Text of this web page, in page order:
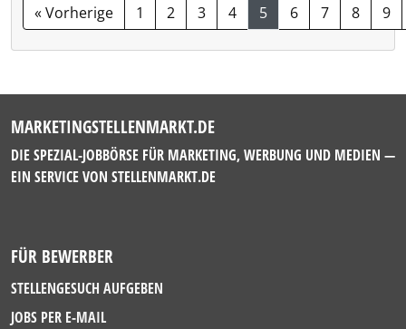
« Vorherige 1 2 3 4 5 6 7 8 9
MARKETINGSTELLENMARKT.DE
DIE SPEZIAL-JOBBÖRSE FÜR MARKETING, WERBUNG UND MEDIEN —
EIN SERVICE VON STELLENMARKT.DE
FÜR BEWERBER
STELLENGESUCH AUFGEBEN
JOBS PER E-MAIL